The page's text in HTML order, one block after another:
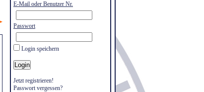
E-Mail oder Benutzer Nr.
Passwort
Login speichern
Jetzt registrieren!
Passwort vergessen?